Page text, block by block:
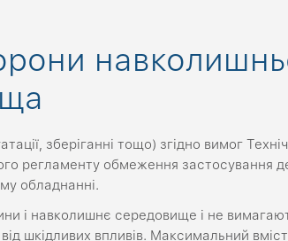
зберіганні тощо) згідно вимог
регламенту обмеження застосування
обладнанні.
і навколишнє середовище і не
шкідливих впливів. Максимальний